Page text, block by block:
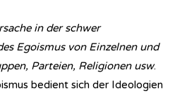
in der schwer
Egoismus von Einzelnen und
Parteien, Religionen usw.
bedient sich der Ideologien